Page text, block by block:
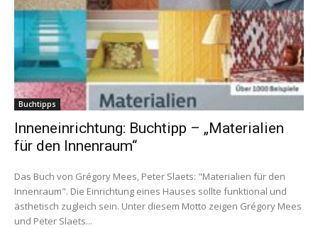
Buchtipps
Inneneinrichtung: Buchtipp – „Materialien
für den Innenraum“
Das Buch von Grégory Mees, Peter Slaets: "Materialien für den
Innenraum". Die Einrichtung eines Hauses sollte funktional und
ästhetisch zugleich sein. Unter diesem Motto zeigen Grégory Mees
und Peter Slaets...